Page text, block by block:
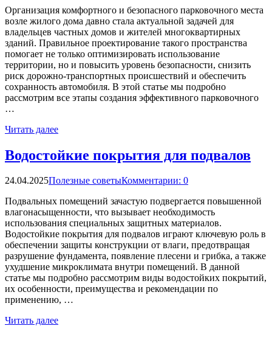
Организация комфортного и безопасного парковочного места
возле жилого дома давно стала актуальной задачей для
владельцев частных домов и жителей многоквартирных
зданий. Правильное проектирование такого пространства
помогает не только оптимизировать использование
территории, но и повысить уровень безопасности, снизить
риск дорожно-транспортных происшествий и обеспечить
сохранность автомобиля. В этой статье мы подробно
рассмотрим все этапы создания эффективного парковочного
…
Читать далее
Водостойкие покрытия для подвалов
24.04.2025Полезные советыКомментарии: 0
Подвальных помещений зачастую подвергается повышенной
влагонасыщенности, что вызывает необходимость
использования специальных защитных материалов.
Водостойкие покрытия для подвалов играют ключевую роль в
обеспечении защиты конструкции от влаги, предотвращая
разрушение фундамента, появление плесени и грибка, а также
ухудшение микроклимата внутри помещений. В данной
статье мы подробно рассмотрим виды водостойких покрытий,
их особенности, преимущества и рекомендации по
применению, …
Читать далее